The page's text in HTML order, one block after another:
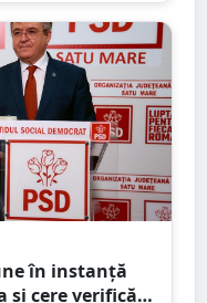
în instanță
și cere verificări